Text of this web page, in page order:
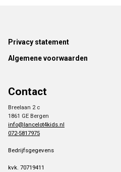
Footer
Privacy statement
Algemene voorwaarden
Contact
Breelaan 2 c
1861 GE Bergen
info@lancelot4kids.nl
072-5817975
Bedrijfsgegevens
kvk. 70719411